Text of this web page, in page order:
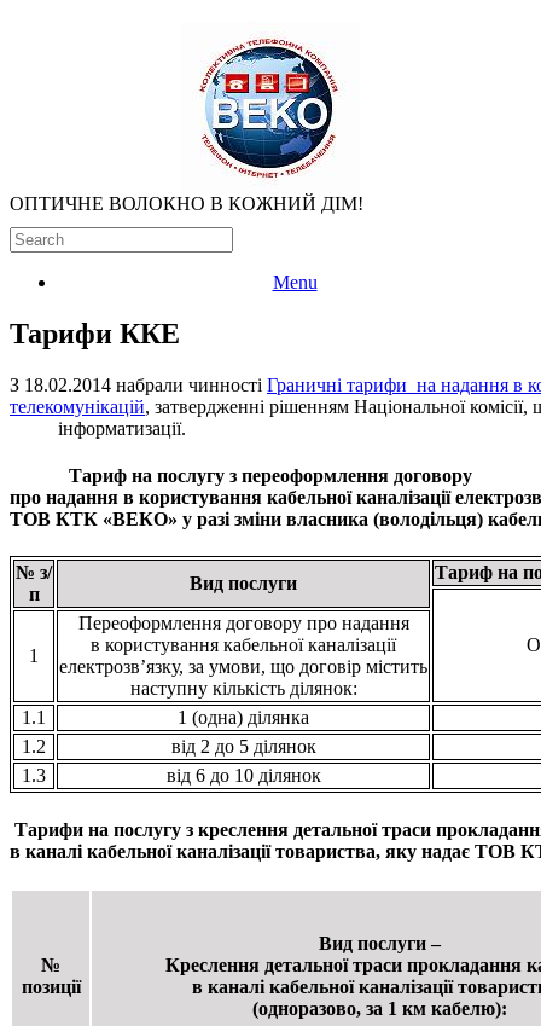
ОПТИЧНЕ ВОЛОКНО В КОЖНИЙ ДІМ!
Menu
Тарифи ККЕ
З 18.02.2014 набрали чинності Граничні тарифи на надання в
телекомунікацій, затвердженні рішенням Національної
інформатизації.
Тариф на послугу з переоформлення договору
про надання в користування кабельної каналізації
ТОВ КТК «ВЕКО» у разі зміни власника (володільця)
№ з/
п
Вид послуги
Тариф на
1
Переоформлення договору про надання
в користування кабельної каналізації
електрозв’язку, за умови, що договір містить
наступну кількість ділянок:
1.1
1 (одна) ділянка
1.2
від 2 до 5 ділянок
1.3
від 6 до 10 ділянок
Тарифи на послугу з креслення детальної траси
в каналі кабельної каналізації товариства, яку надає
№
позиції
Вид послуги –
Креслення детальної траси прокладання
в каналі кабельної каналізації
(одноразово, за 1 км кабелю):